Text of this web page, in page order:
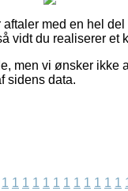
med en hel
vidt du realiserer et
men vi ønsker ikke
sidens data.
1 1 1 1 1 1 1 1 1 1 1 1